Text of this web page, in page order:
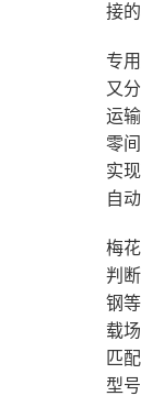
接
专
又
运
零
实
自
梅
判
钢
载
匹
型